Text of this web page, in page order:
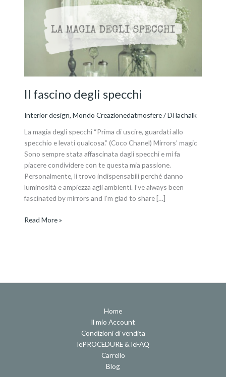
Il fascino degli specchi
Interior design,Mondo Creazionedatmosfere/ Dilachalk
La magia degli specchi “Prima di uscire, guardati allo
specchio e levati qualcosa.” (Coco Chanel) Mirrors’ magic
Sono sempre stata affascinata dagli specchi e mi fa
piacere condividere con te questa mia passione.
Personalmente, li trovo indispensabili perché danno
luminosità e ampiezza agli ambienti. I’ve always been
fascinated by mirrors and I’m glad to share […]
specchi
Read More »
Home
Il mio Account
Condizioni di vendita
lePROCEDURE & leFAQ
Carrello
Blog